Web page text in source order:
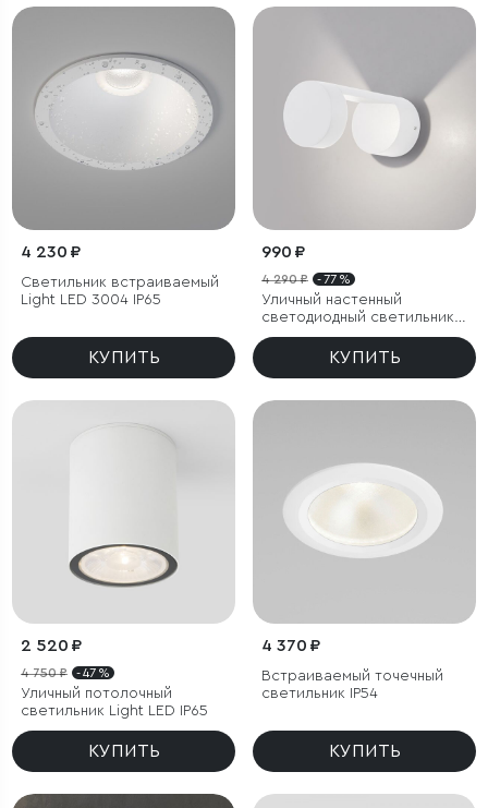
4 230 ₽
Светильник встраиваемый
Light LED 3004 IP65
КУПИТЬ
990 ₽
4 290 ₽ - 77 %
Уличный настенный
светодиодный светильник
Nimbus IP54
КУПИТЬ
2 520 ₽
4 750 ₽ - 47 %
Уличный потолочный
светильник Light LED IP65
КУПИТЬ
4 370 ₽
Встраиваемый точечный
светильник IP54
КУПИТЬ